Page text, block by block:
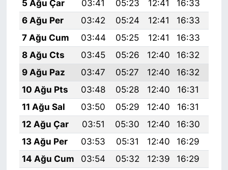
5 Ağu Çar
03:41 05:23 12:41 16:33
6 Ağu Per
03:42 05:24 12:41 16:33
7 Ağu Cum
03:44 05:25 12:41 16:33
8 Ağu Cts
03:45 05:26 12:40 16:32
9 Ağu Paz
03:47 05:27 12:40 16:32
10 Ağu Pts
03:48 05:28 12:40 16:31
11 Ağu Sal
03:50 05:29 12:40 16:31
12 Ağu Çar
03:51 05:30 12:40 16:30
13 Ağu Per
03:53 05:31 12:40 16:29
14 Ağu Cum
03:54 05:32 12:39 16:29